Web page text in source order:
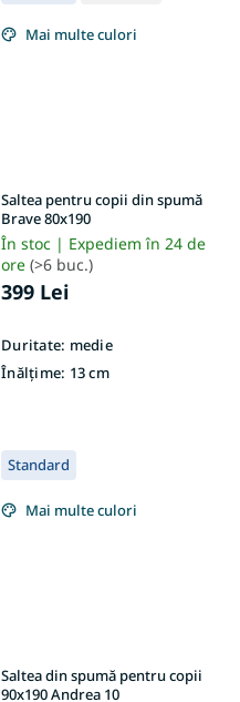
Mai multe culori
Saltea pentru copii din spumă
Brave 80x190
În stoc | Expediem în 24 de
ore (>6 buc.)
399 Lei
Duritate: medie
Înălțime: 13 cm
Standard
Mai multe culori
Saltea din spumă pentru copii
90x190 Andrea 10